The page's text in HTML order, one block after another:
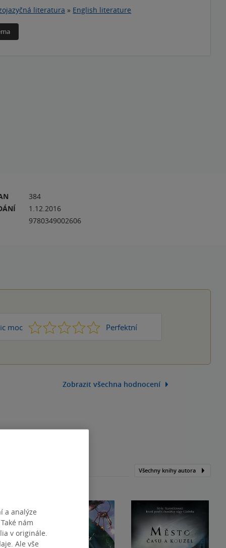
literatura » English literature
384
1.12.2016
9780349002606
moc 1 2 3 4 Perfektní
5
Zobrazit všechna hodnocení
Všechny knihy autora
a analýze
nám
v originále.
Ale vše